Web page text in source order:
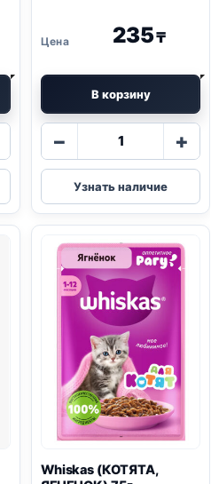
235₸
В корзину
−
Количество
Whiskas
(ТРЕСКА)
75г
+
Узнать наличие
Whiskas (КОТЯТА,